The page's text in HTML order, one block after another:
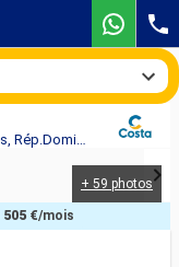
Croisière Costa Fascinosa : Antilles, Iles Vierges, Rép.Dominicaine, Bahamas, Floride (USA), États-Unis, Açores, Portugal, Espagne, France, Italie au départ de Pointe à Pitre
+ 59 photos
505 €/mois